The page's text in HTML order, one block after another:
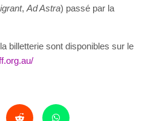
, Ad Astra) passé par la
billetterie sont disponibles sur le